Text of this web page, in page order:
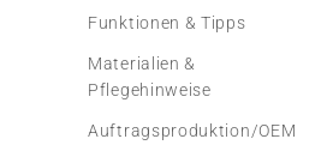
Funktionen & Tipps
Materialien &
Pflegehinweise
Auftragsproduktion/OEM